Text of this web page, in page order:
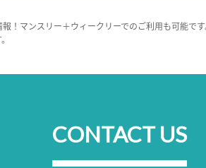
！マンスリー＋ウィークリーでのご利用も可能で
CONTACT US